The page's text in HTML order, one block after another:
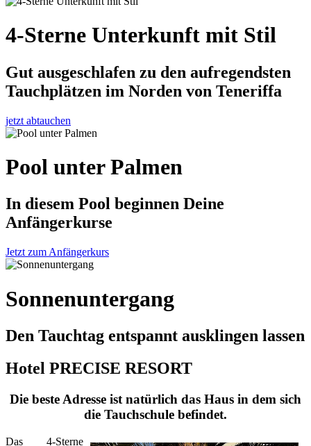
4-Sterne Unterkunft mit Stil
Gut ausgeschlafen zu den aufregendsten
Tauchplätzen im Norden von Teneriffa
jetzt abtauchen
Pool unter Palmen
In diesem Pool beginnen Deine
Anfängerkurse
Jetzt zum Anfängerkurs
Sonnenuntergang
Den Tauchtag entspannt ausklingen lassen
Hotel PRECISE RESORT
Die beste Adresse ist natürlich das Haus in dem sich
die Tauchschule befindet.
Das 4-Sterne